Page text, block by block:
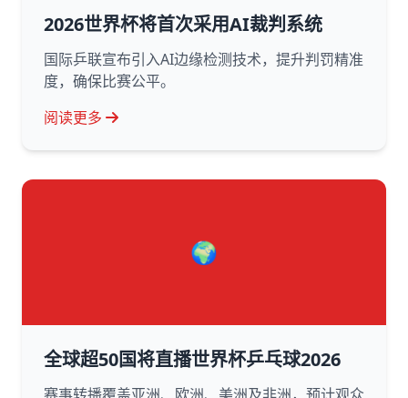
2026世界杯将首次采用AI裁判系统
国际乒联宣布引入AI边缘检测技术，提升判罚精准
度，确保比赛公平。
阅读更多
🌍
全球超50国将直播世界杯乒乓球2026